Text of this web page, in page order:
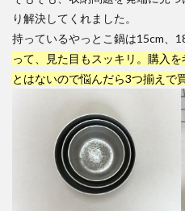
り解決してくれました。
持っているやっとこ鍋は15cm、
って、見た目もスッキリ。購入
とはないので悩んだら3つ揃えで